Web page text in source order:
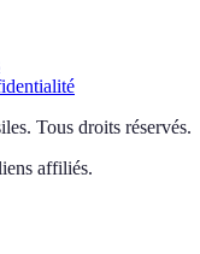
. Tous droits réservés.
affiliés.